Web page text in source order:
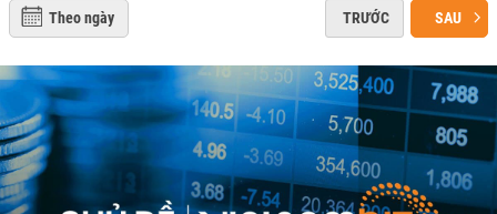
Theo ngày TRƯỚC SAU